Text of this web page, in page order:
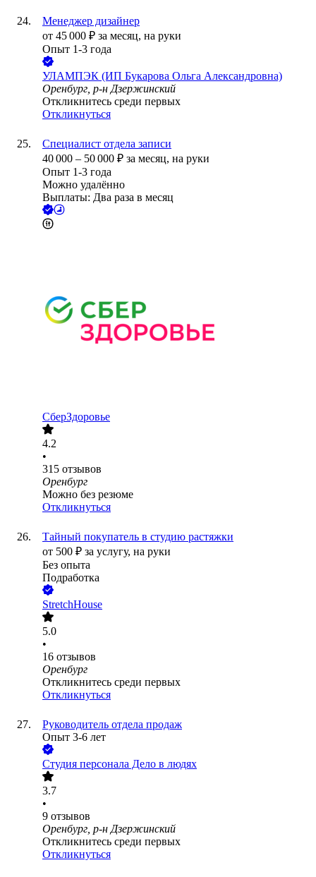
Менеджер дизайнер
от 45 000 ₽ за месяц, на руки
Опыт 1-3 года
УЛАМПЭК (ИП Букарова Ольга Александровна)
Оренбург, р-н Дзержинский
Откликнитесь среди первых
Откликнуться
Специалист отдела записи
40 000 – 50 000 ₽ за месяц, на руки
Опыт 1-3 года
Можно удалённо
Выплаты: Два раза в месяц
СберЗдоровье
4.2
•
315 отзывов
Оренбург
Можно без резюме
Откликнуться
Тайный покупатель в студию растяжки
от 500 ₽ за услугу, на руки
Без опыта
Подработка
StretchHouse
5.0
•
16 отзывов
Оренбург
Откликнитесь среди первых
Откликнуться
Руководитель отдела продаж
Опыт 3-6 лет
Студия персонала Дело в людях
3.7
•
9 отзывов
Оренбург, р-н Дзержинский
Откликнитесь среди первых
Откликнуться